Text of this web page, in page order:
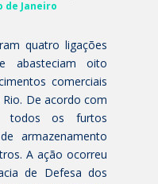
de Janeiro
quatro ligações
abasteciam oito
comerciais
De acordo com
todos os furtos
armazenamento
A ação ocorreu
de Defesa dos